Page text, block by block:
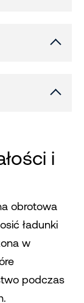
i
obrotowa
ładunki
w
podczas